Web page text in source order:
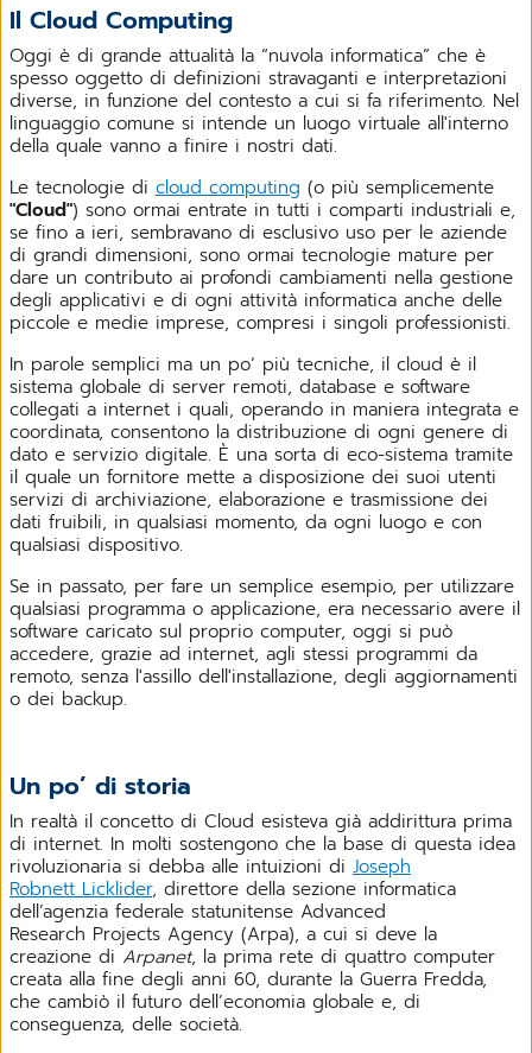
Il Cloud Computing
Oggi è di grande attualità la “nuvola informatica” che è
spesso oggetto di definizioni stravaganti e interpretazioni
diverse, in funzione del contesto a cui si fa riferimento. Nel
linguaggio comune si intende un luogo virtuale all'interno
della quale vanno a finire i nostri dati.
Le tecnologie di cloud computing (o più semplicemente
"Cloud") sono ormai entrate in tutti i comparti industriali e,
se fino a ieri, sembravano di esclusivo uso per le aziende
di grandi dimensioni, sono ormai tecnologie mature per
dare un contributo ai profondi cambiamenti nella gestione
degli applicativi e di ogni attività informatica anche delle
piccole e medie imprese, compresi i singoli professionisti.
In parole semplici ma un po’ più tecniche, il cloud è il
sistema globale di server remoti, database e software
collegati a internet i quali, operando in maniera integrata e
coordinata, consentono la distribuzione di ogni genere di
dato e servizio digitale. È una sorta di eco-sistema tramite
il quale un fornitore mette a disposizione dei suoi utenti
servizi di archiviazione, elaborazione e trasmissione dei
dati fruibili, in qualsiasi momento, da ogni luogo e con
qualsiasi dispositivo.
Se in passato, per fare un semplice esempio, per utilizzare
qualsiasi programma o applicazione, era necessario avere il
software caricato sul proprio computer, oggi si può
accedere, grazie ad internet, agli stessi programmi da
remoto, senza l'assillo dell'installazione, degli aggiornamenti
o dei backup.
Un po’ di storia
In realtà il concetto di Cloud esisteva già addirittura prima
di internet. In molti sostengono che la base di questa idea
rivoluzionaria si debba alle intuizioni di Joseph
Robnett Licklider, direttore della sezione informatica
dell’agenzia federale statunitense Advanced
Research Projects Agency (Arpa), a cui si deve la
creazione di Arpanet, la prima rete di quattro computer
creata alla fine degli anni 60, durante la Guerra Fredda,
che cambiò il futuro dell’economia globale e, di
conseguenza, delle società.